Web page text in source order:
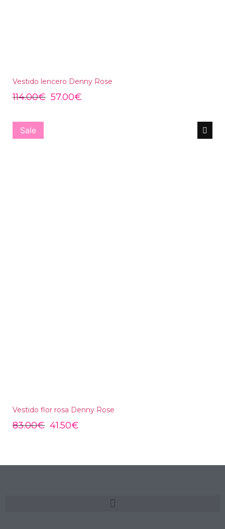
Vestido lencero Denny Rose
114.00€ 57.00€
Sale
Vestido flor rosa Denny Rose
83.00€ 41.50€